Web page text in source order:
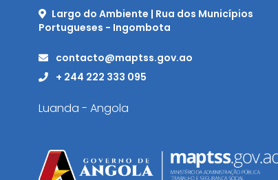
Largo do Ambiente | Rua dos Municípios
Portugueses - Ingombota
contacto@maptss.gov.ao
+ 244 222 333 095
Luanda - Angola